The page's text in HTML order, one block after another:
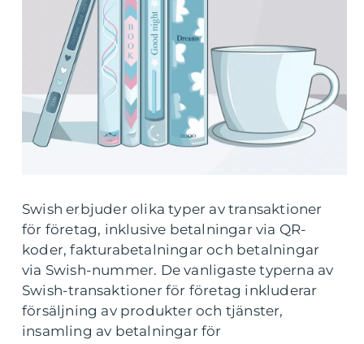
Swish erbjuder olika typer av transaktioner
för företag, inklusive betalningar via QR-
koder, fakturabetalningar och betalningar
via Swish-nummer. De vanligaste typerna av
Swish-transaktioner för företag inkluderar
försäljning av produkter och tjänster,
insamling av betalningar för